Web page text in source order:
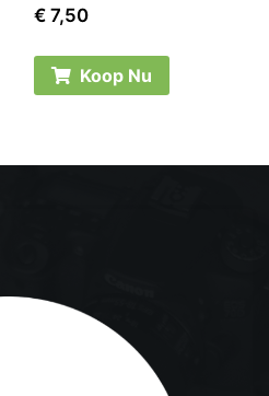
Rated
0
€7,50
Koop Nu